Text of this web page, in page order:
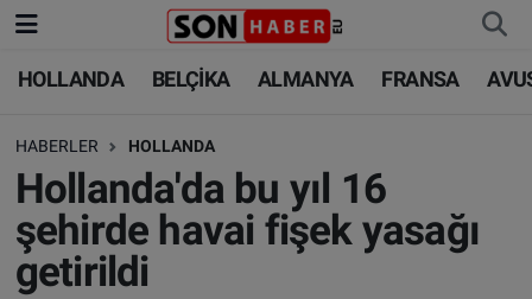
HOLLANDA BELÇİKA ALMANYA FRANSA
HABERLER HOLLANDA
Hollanda'da bu yıl 16
şehirde havai fişek yasağı
getirildi
HOLLANDA
BELÇİKA
ALMANYA
FRANSA
HOLLANDA
BELÇİKA
ALMANYA
TÜRKİYE
Nöbetçi Eczaneler
Hava Durumu
Trafik Durumu
Süper Lig Puan Durumu ve Fikstür